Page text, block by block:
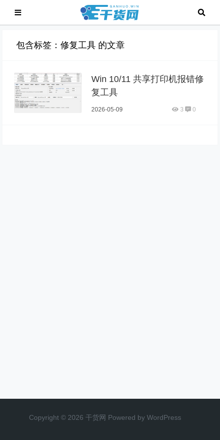
包含标签：修复工具 的文章
Win 10/11 共享打印机报错修
复工具
2026-05-09 3 0
Copyright © 2026 干货网 Powered by WordPress